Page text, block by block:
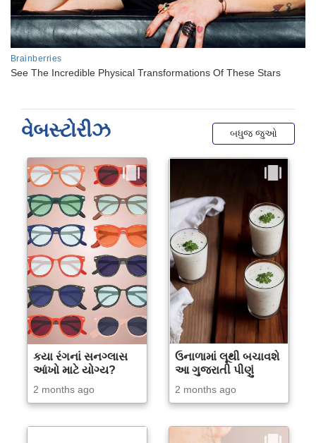
વેબસ્ટોરીઝ બધુજ જુઓ
કયા રંગનાં સનગ્લાસ
આંખો માટે યોગ્ય?
2 months ago
ઉનાળામાં લૂથી બચાવશે
આ ગુજરાતી પીણું
2 months ago